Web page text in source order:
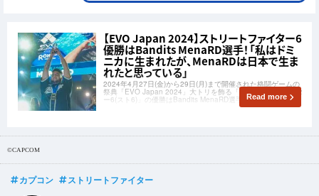
【EVO Japan 2024】ストリートファイター6
優勝はBandits MenaRD選手！「私はドミ
ニカに生まれたが、MenaRDは日本で生ま
れたと思っている」
2024年4月27日(金)から29日(月)まで開催された格闘ゲームの
祭典「EVO Japan 2024」大トリを飾る「ストリートファイタ
ー6(スト6)」の優勝はBandits MenaRD選手となりました！
Read more
©CAPCOM
カプコン ストリートファイター